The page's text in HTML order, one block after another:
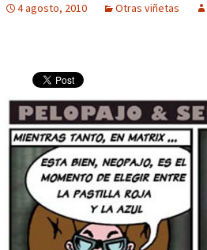
4 agosto, 2010 Otras viñetas